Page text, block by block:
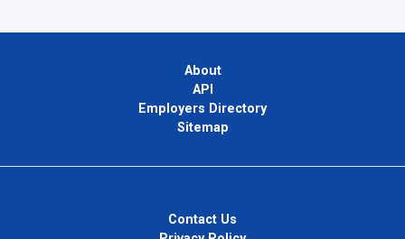
About
API
Employers Directory
Sitemap
Contact Us